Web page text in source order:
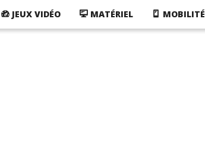
JEUX VIDÉO MATÉRIEL MOBILITÉ